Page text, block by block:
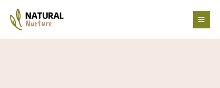
para